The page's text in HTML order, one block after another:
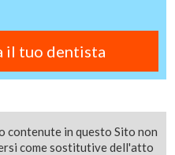
il tuo dentista
contenute in questo Sito non
come sostitutive dell'atto